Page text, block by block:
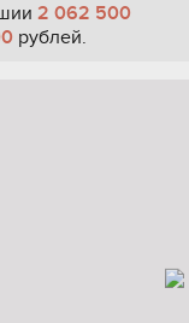
2 062 500
рублей.